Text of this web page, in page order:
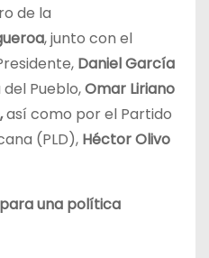
de la
, junto con el
Daniel García
Pueblo,Omar Liriano
así como por el Partido
(PLD), Héctor Olivo
una política